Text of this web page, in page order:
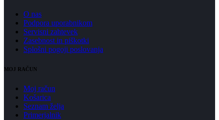
O nas
Podpora uporabnikom
Servisni zahtevek
Zasebnost in piškotki
Splošni pogoji poslovanja
MOJ RAČUN
Moj račun
Košarica
Seznam želja
Primerjalnik